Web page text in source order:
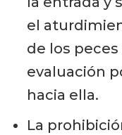
el
de los peces
evaluación
hacia ella.
La